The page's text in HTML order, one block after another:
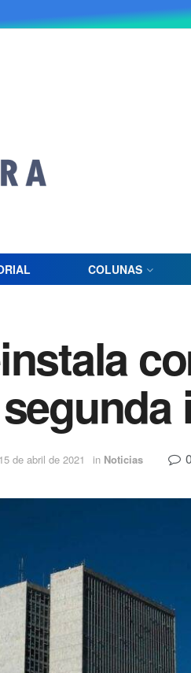
COLUNAS
15 de abril de 2021 in Noticias 0